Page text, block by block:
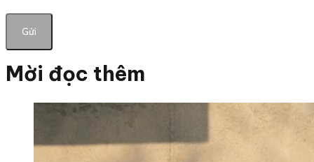
Mời đọc thêm